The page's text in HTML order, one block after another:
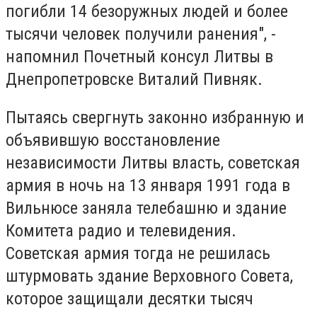
погибли 14 безоружных людей и более
тысячи человек получили ранения", -
напомнил Почетный консул Литвы в
Днепропетровске Виталий Пивняк.
Пытаясь свергнуть законно избранную и
объявившую восстановление
независимости Литвы власть, советская
армия в ночь на 13 января 1991 года в
Вильнюсе заняла телебашню и здание
Комитета радио и телевидения.
Советская армия тогда не решилась
штурмовать здание Верховного Совета,
которое защищали десятки тысяч